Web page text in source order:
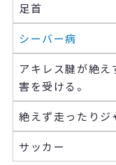
足首
シーバー病
アキレス腱が絶
害を受ける。
絶えず走ったりジ
サッカー